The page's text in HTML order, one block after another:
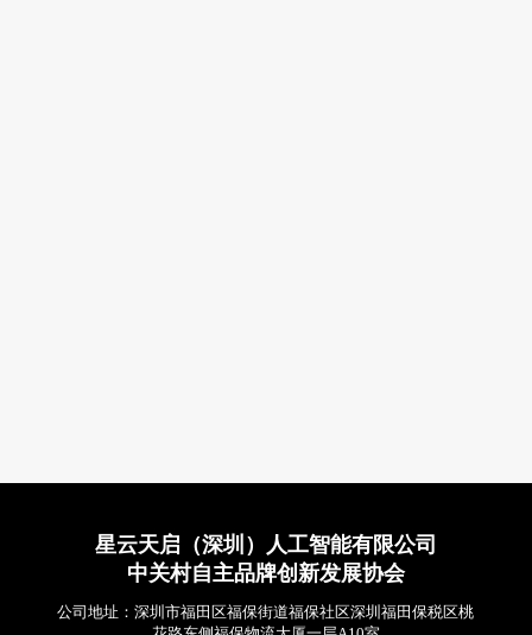
星云天启（深圳）人工智能有限公司
中关村自主品牌创新发展协会
公司地址：深圳市福田区福保街道福保社区深圳福田保税区桃